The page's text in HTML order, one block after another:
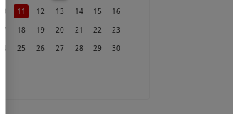
10
11 12 13 14 15
16
17
18 19 20 21 22
23
24
25 26 27 28 29
30